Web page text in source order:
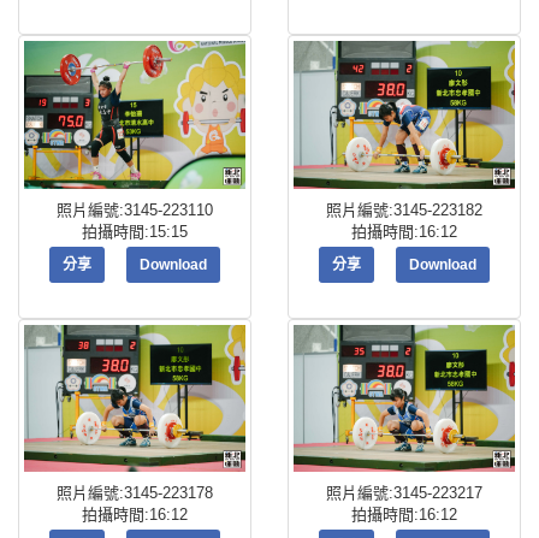
照片編號:3145-223110
拍攝時間:15:15
分享 Download
照片編號:3145-223182
拍攝時間:16:12
分享 Download
照片編號:3145-223178
拍攝時間:16:12
照片編號:3145-223217
拍攝時間:16:12